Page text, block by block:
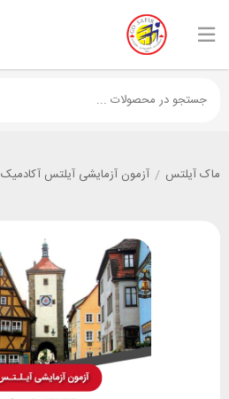
ماک آیلتس / آزمون آزمایشی آیلتس آکادمیک